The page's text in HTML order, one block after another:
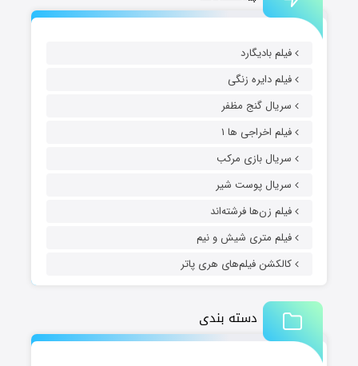
فیلم بادیگارد
فیلم دایره زنگی
سریال گنج مظفر
فیلم اخراجی ها ۱
سریال بازی مرکب
سریال پوست شیر
فیلم زن‌ها فرشته‌اند
فیلم متری شیش و نیم
کالکشن فیلم‌های هری پاتر
دسته بندی